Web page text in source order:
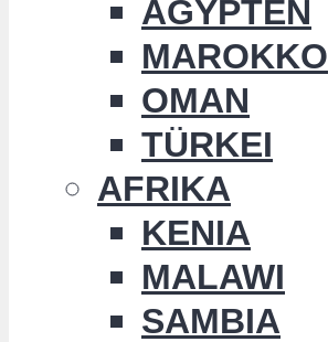
ÄGYPTEN
MAROKKO
OMAN
TÜRKEI
AFRIKA
KENIA
MALAWI
SAMBIA